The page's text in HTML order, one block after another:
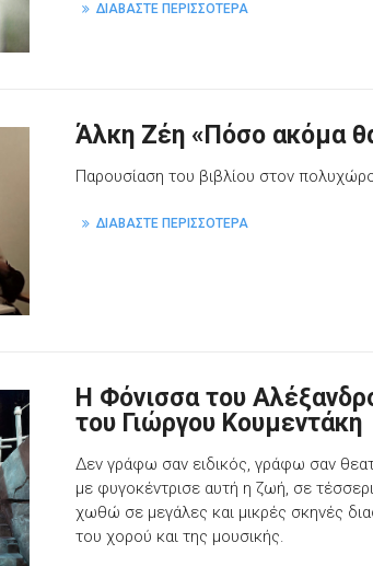
ΔΙΑΒΑΣΤΕ ΠΕΡΙΣΣΟΤΕΡΑ
Άλκη Ζέη «Πόσο ακόμα θα
Παρουσίαση του βιβλίου στον
ΔΙΑΒΑΣΤΕ ΠΕΡΙΣΣΟΤΕΡΑ
Η Φόνισσα του
του Γιώργου Κουμεντάκη
Δεν γράφω σαν ειδικός, γράφω σαν
με φυγοκέντρισε αυτή η ζωή, σε
χωθώ σε μεγάλες και μικρές σκηνές
του χορού και της μουσικής.